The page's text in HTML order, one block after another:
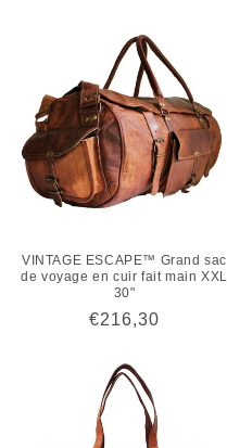
VINTAGE ESCAPE™ Grand sac
de voyage en cuir fait main XXL
30"
Prix
€216,30